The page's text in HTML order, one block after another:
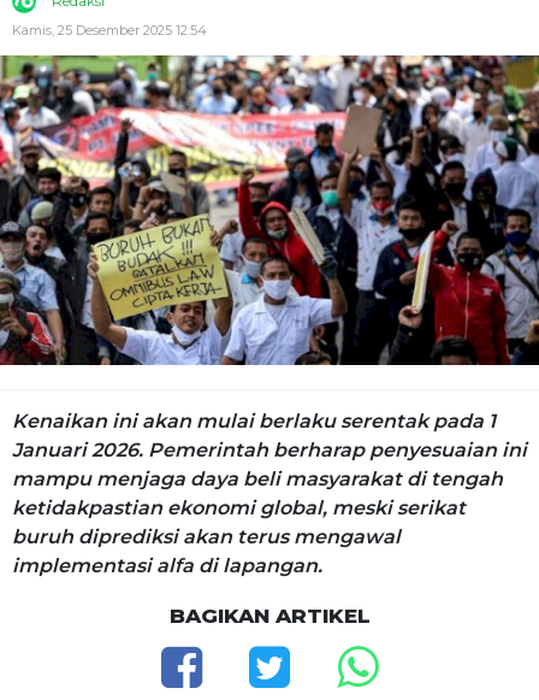
Kamis, 25 Desember 2025 12:54
Kenaikan ini akan mulai berlaku serentak pada 1
Januari 2026. Pemerintah berharap penyesuaian ini
mampu menjaga daya beli masyarakat di tengah
ketidakpastian ekonomi global, meski serikat
buruh diprediksi akan terus mengawal
implementasi alfa di lapangan.
BAGIKAN ARTIKEL